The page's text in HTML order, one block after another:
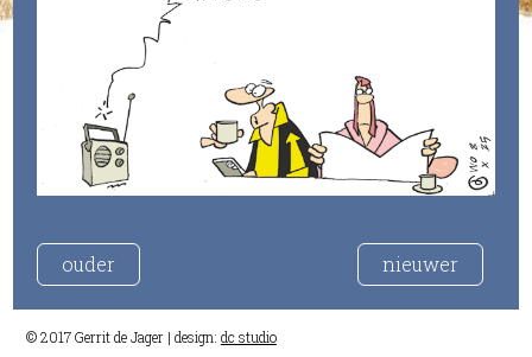
ouder nieuwer
© 2017 Gerrit de Jager | design: dc studio